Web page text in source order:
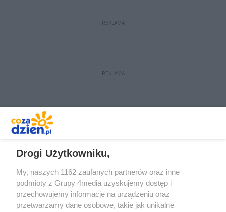
REKLAMA
REKLAMA
Drogi Użytkowniku,
My, naszych 1162 zaufanych partnerów oraz inne
podmioty z Grupy 4media uzyskujemy dostęp i
przechowujemy informacje na urządzeniu oraz
przetwarzamy dane osobowe, takie jak unikalne